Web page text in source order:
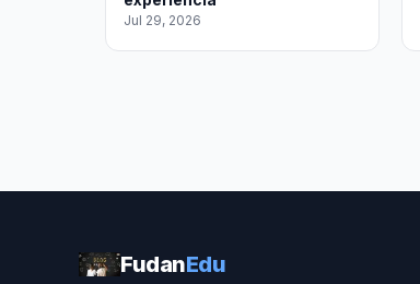
Jul 29, 2026
FudanEdu